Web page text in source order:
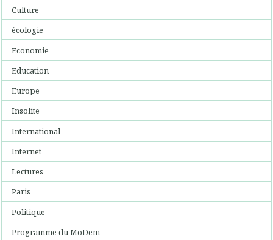
Culture
écologie
Economie
Education
Europe
Insolite
International
Internet
Lectures
Paris
Politique
Programme du MoDem